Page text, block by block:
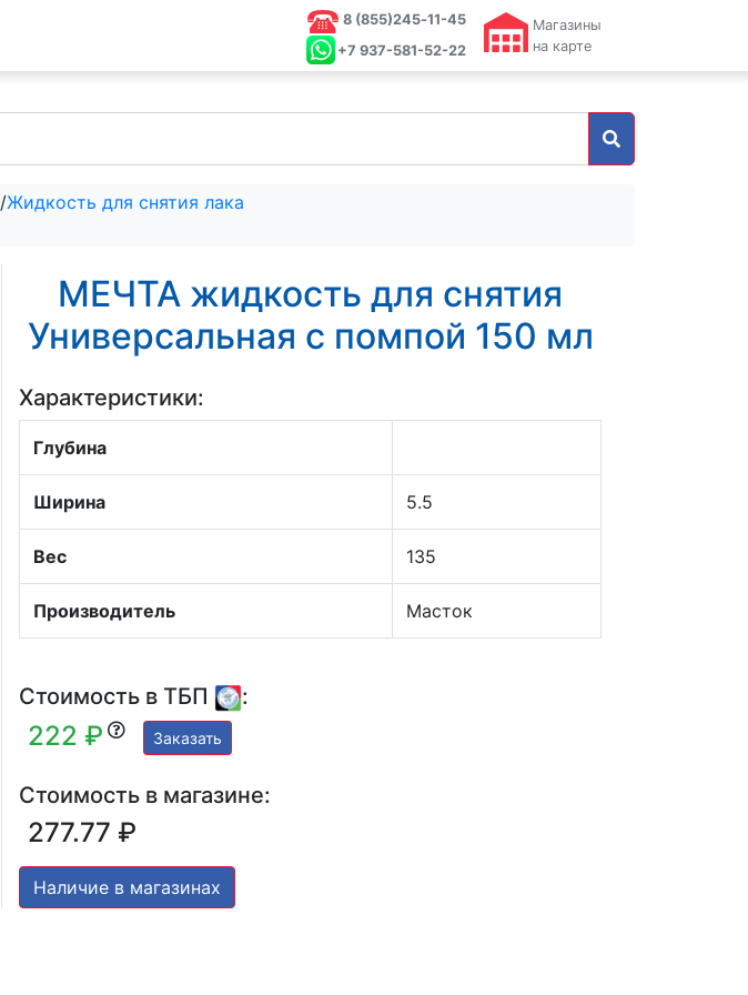
8 (855)245‑11-45
+7 937-581-52-22
Магазины
на карте
/Жидкость для снятия лака
МЕЧТА жидкость для снятия
Универсальная с помпой 150 мл
Характеристики:
Глубина
Ширина 5.5
Вес 135
Производитель Масток
Стоимость в ТБП :
222 ₽ Заказать
Стоимость в магазине:
277.77 ₽
Наличие в магазинах